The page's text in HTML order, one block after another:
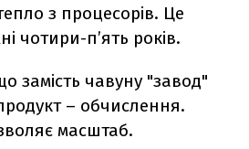
з процесорів. Це
чотири-пʼять років.
замість чавуну "завод"
– обчислення.
масштаб.